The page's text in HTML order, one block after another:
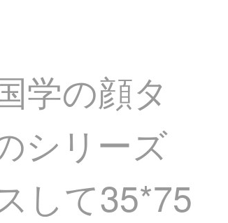
学の顔タ
シリーズ
して35*75